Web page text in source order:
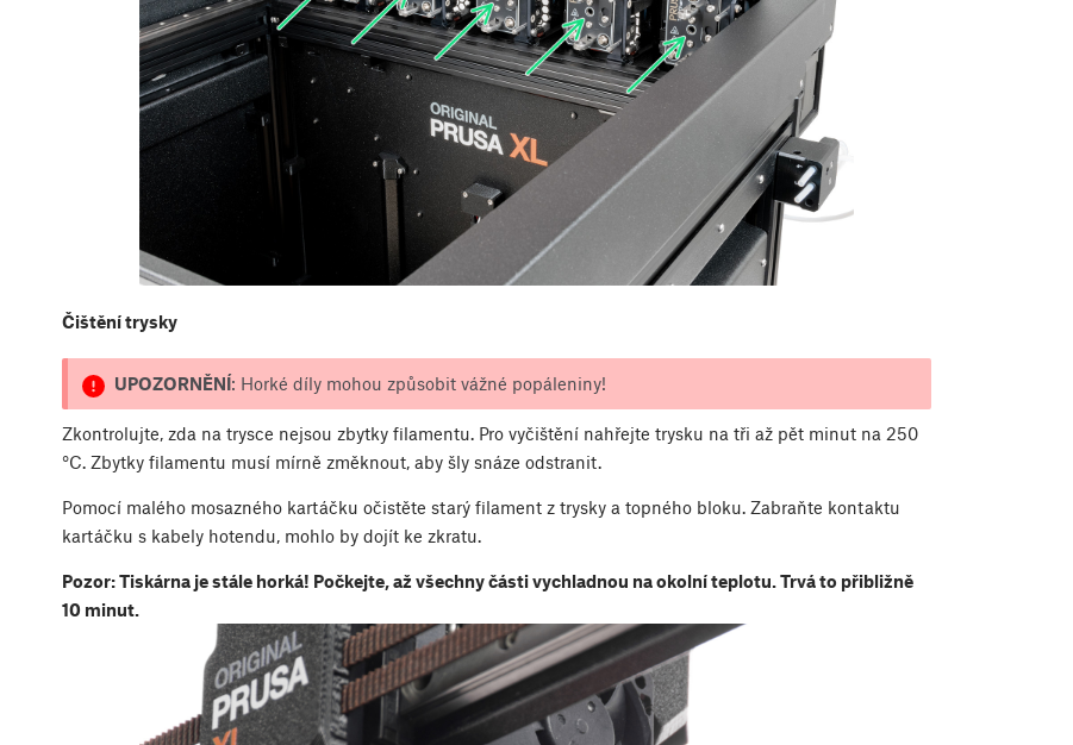
Čištění trysky
UPOZORNĚNÍ: Horké díly mohou způsobit vážné popáleniny!
Zkontrolujte, zda na trysce nejsou zbytky filamentu. Pro vyčištění nahřejte trysku na tři až pět minut na 250
°C. Zbytky filamentu musí mírně změknout, aby šly snáze odstranit.
Pomocí malého mosazného kartáčku očistěte starý filament z trysky a topného bloku. Zabraňte kontaktu
kartáčku s kabely hotendu, mohlo by dojít ke zkratu.
Pozor: Tiskárna je stále horká! Počkejte, až všechny části vychladnou na okolní teplotu. Trvá to přibližně
10 minut.